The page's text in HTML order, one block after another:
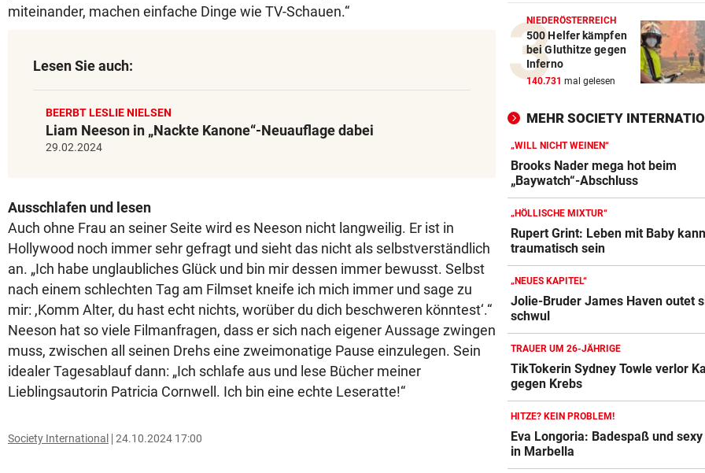
miteinander, machen einfache Dinge wie TV-Schauen.“
Lesen Sie auch:
BEERBT LESLIE NIELSEN
Liam Neeson in „Nackte Kanone“-Neuauflage dabei
29.02.2024
Ausschlafen und lesen
Auch ohne Frau an seiner Seite wird es Neeson nicht langweilig. Er ist in
Hollywood noch immer sehr gefragt und sieht das nicht als selbstverständlich
an. „Ich habe unglaubliches Glück und bin mir dessen immer bewusst. Selbst
nach einem schlechten Tag am Filmset kneife ich mich immer und sage zu
mir: ,Komm Alter, du hast echt nichts, worüber du dich beschweren könntest‘.“
Neeson hat so viele Filmanfragen, dass er sich nach eigener Aussage zwingen
muss, zwischen all seinen Drehs eine zweimonatige Pause einzulegen. Sein
idealer Tagesablauf dann: „Ich schlafe aus und lese Bücher meiner
Lieblingsautorin Patricia Cornwell. Ich bin eine echte Leseratte!“
Society International 24.10.2024 17:00
BEI VUČIĆ IN SERBIEN
Selenskyj-Besuch als
Gesicht“ Moskaus
DRAMATISCHE VERLETZUNG vor
Bein zu verlieren
SKURRILES SPIEL
Zwangspause: „Seltsam! So
etwas kommt nie vor“
FLUCH DER KARIBIK vor 2
Rückschlag kam für „Captain
Colin“ im Zeitfahren
NIEDERÖSTERREICH
500 Helfer kämpfen
bei Gluthitze gegen
Inferno
140.731 mal gelesen
MEHR SOCIETY
„WILL NICHT WEINEN“
Brooks Nader mega hot beim
„Baywatch“-Abschluss
„HÖLLISCHE MIXTUR“
Rupert Grint: Leben mit Baby kann
traumatisch sein
„NEUES KAPITEL“
Jolie-Bruder James Haven outet
schwul
TRAUER UM 26-JÄHRIGE
TikTokerin Sydney Towle verlor
gegen Krebs
HITZE? KEIN PROBLEM!
Eva Longoria: Badespaß und
in Marbella